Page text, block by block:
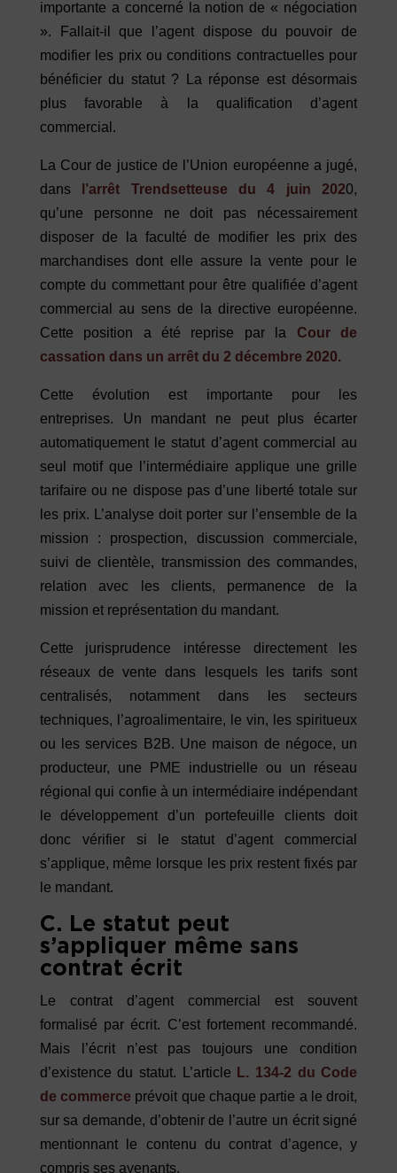
importante a concerné la notion de « négociation
». Fallait-il que l’agent dispose du pouvoir de
modifier les prix ou conditions contractuelles pour
bénéficier du statut ? La réponse est désormais
plus favorable à la qualification d’agent
commercial.
La Cour de justice de l’Union européenne a jugé,
dansl’arrêt Trendsetteuse du 4 juin 2020,
qu’une personne ne doit pas nécessairement
disposer de la faculté de modifier les prix des
marchandises dont elle assure la vente pour le
compte du commettant pour être qualifiée d’agent
commercial au sens de la directive européenne.
Cette position a été reprise par la Cour de
cassation dans un arrêt du 2 décembre 2020.
Cette évolution est importante pour les
entreprises. Un mandant ne peut plus écarter
automatiquement le statut d’agent commercial au
seul motif que l’intermédiaire applique une grille
tarifaire ou ne dispose pas d’une liberté totale sur
les prix. L’analyse doit porter sur l’ensemble de la
mission : prospection, discussion commerciale,
suivi de clientèle, transmission des commandes,
relation avec les clients, permanence de la
mission et représentation du mandant.
Cette jurisprudence intéresse directement les
réseaux de vente dans lesquels les tarifs sont
centralisés, notamment dans les secteurs
techniques, l’agroalimentaire, le vin, les spiritueux
ou les services B2B. Une maison de négoce, un
producteur, une PME industrielle ou un réseau
régional qui confie à un intermédiaire indépendant
le développement d’un portefeuille clients doit
donc vérifier si le statut d’agent commercial
s’applique, même lorsque les prix restent fixés par
le mandant.
C. Le statut peut
s’appliquer même sans
contrat écrit
Le contrat d’agent commercial est souvent
formalisé par écrit. C’est fortement recommandé.
Mais l’écrit n’est pas toujours une condition
d’existence du statut. L’article L. 134-2 du Code
de commerce prévoit que chaque partie a le droit,
sur sa demande, d’obtenir de l’autre un écrit signé
mentionnant le contenu du contrat d’agence, y
compris ses avenants.